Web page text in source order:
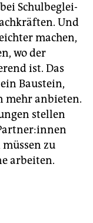
Schul­be­glei­
Und
machen,
wo der
ist. Das
Baustein,
mehr anbieten.
stellen
zu
arbeiten.